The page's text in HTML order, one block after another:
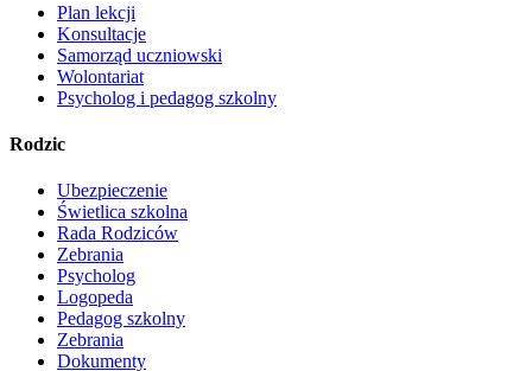
Plan lekcji
Konsultacje
Samorząd uczniowski
Wolontariat
Psycholog i pedagog szkolny
Rodzic
Ubezpieczenie
Świetlica szkolna
Rada Rodziców
Zebrania
Psycholog
Logopeda
Pedagog szkolny
Zebrania
Dokumenty